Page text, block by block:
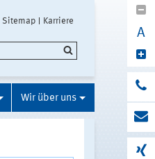
Sitemap Karriere
A
Wir über uns